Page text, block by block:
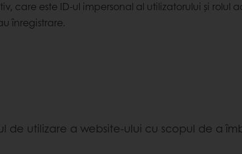
care este ID-ul impersonal al utilizatorului și rolul
înregistrare.
utilizare a website-ului cu scopul de a